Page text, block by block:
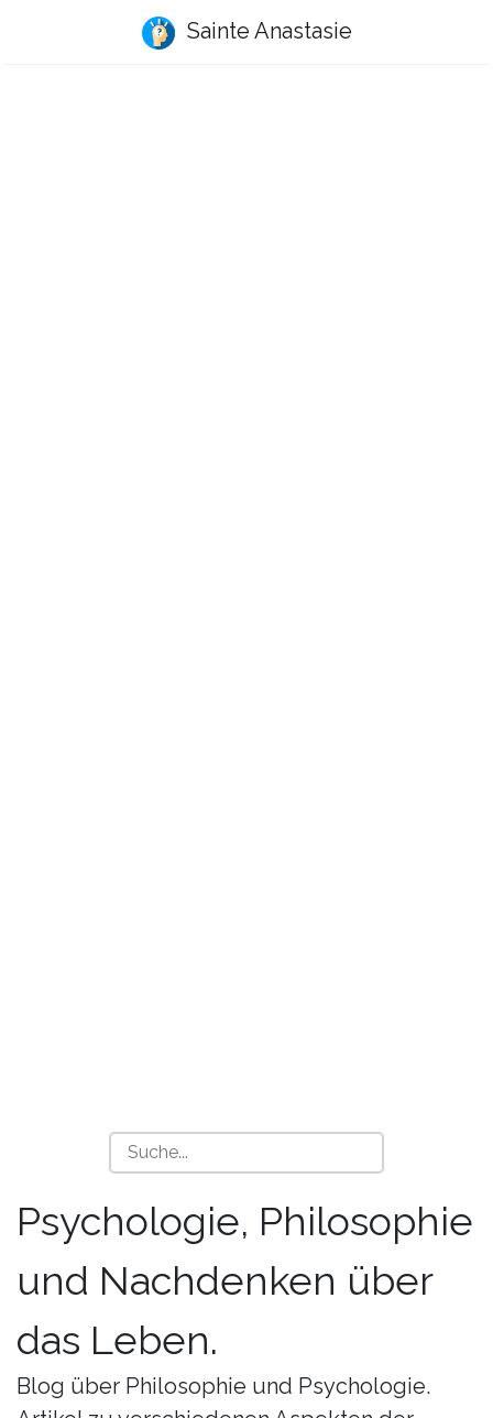
Sainte Anastasie
Psychologie, Philosophie
und Nachdenken über
das Leben.
Blog über Philosophie und Psychologie.